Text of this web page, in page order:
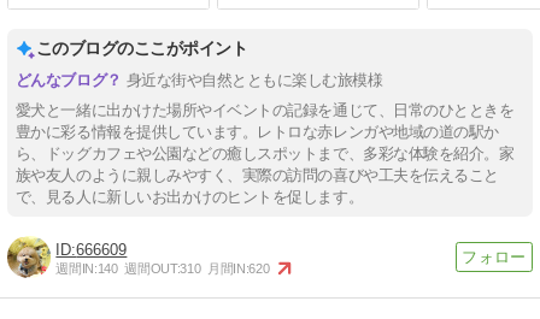
このブログのここがポイント
身近な街や自然とともに楽しむ旅模様
愛犬と一緒に出かけた場所やイベントの記録を通じて、日常のひとときを
豊かに彩る情報を提供しています。レトロな赤レンガや地域の道の駅か
ら、ドッグカフェや公園などの癒しスポットまで、多彩な体験を紹介。家
族や友人のように親しみやすく、実際の訪問の喜びや工夫を伝えること
で、見る人に新しいお出かけのヒントを促します。
666609
週間IN:140 週間OUT:310 月間IN:620